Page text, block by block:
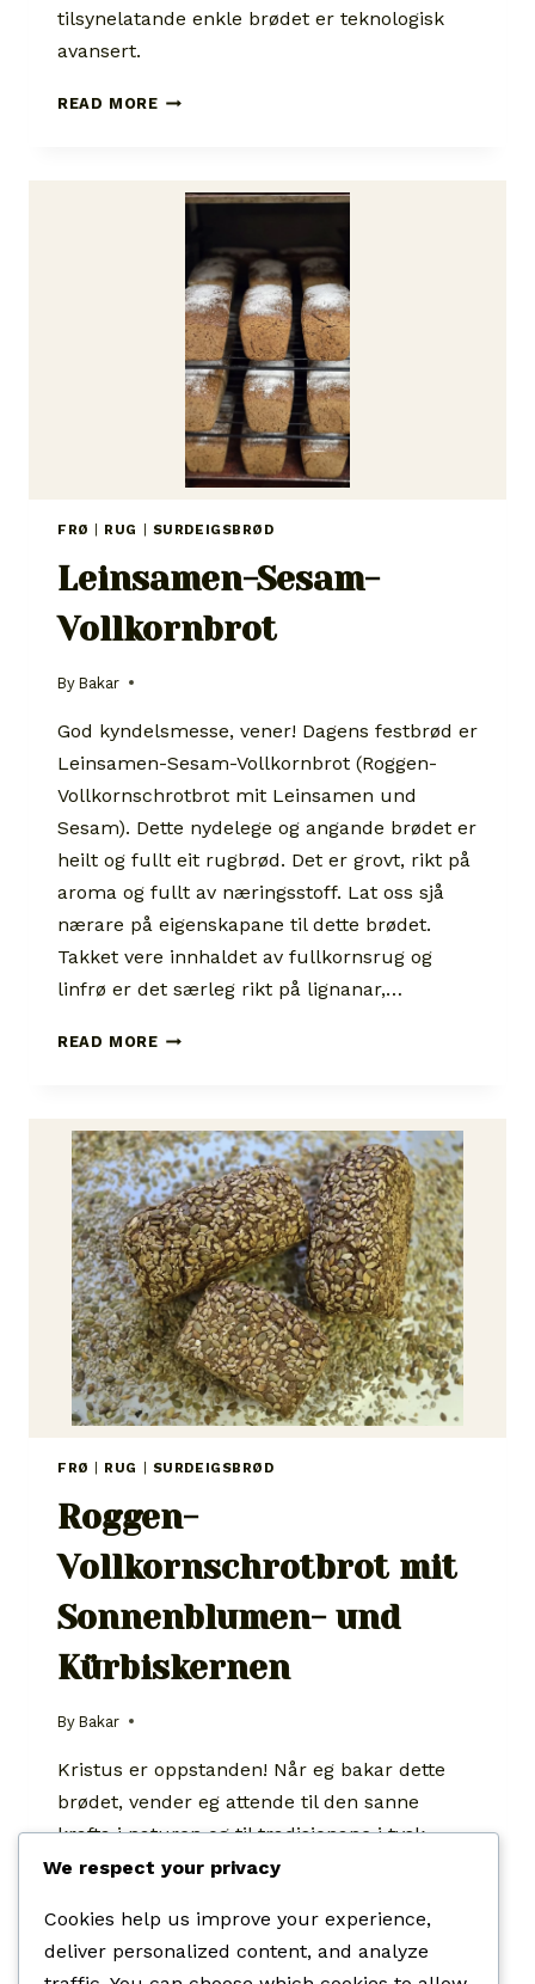
tilsynelatande enkle brødet er teknologisk
avansert.
READ MOREBADISCHES
KREVJANDE
GODT
FRØ RUG SURDEIGSBRØD
Leinsamen-Sesam-
Vollkornbrot
By Bakar
God kyndelsmesse, vener! Dagens festbrød er
Leinsamen-Sesam-Vollkornbrot (Roggen-
Vollkornschrotbrot mit Leinsamen und
Sesam). Dette nydelege og angande brødet er
heilt og fullt eit rugbrød. Det er grovt, rikt på
aroma og fullt av næringsstoff. Lat oss sjå
nærare på eigenskapane til dette brødet.
Takket vere innhaldet av fullkornsrug og
linfrø er det særleg rikt på lignanar,…
READ MORELEINSAMEN-
FRØ RUG SURDEIGSBRØD
Roggen-
Vollkornschrotbrot mit
Sonnenblumen- und
Kürbiskernen
By Bakar
Kristus er oppstanden! Når eg bakar dette
brødet, vender eg attende til den sanne
krafta i naturen og til tradisjonane i tysk
handverksbaking. Dette er eit brød frå tredje
ei bok som i si heilskap er vigd dei tunge og
næringsrike brøda av fullkornsmjøl og heile
We respect your privacy
Cookies help us improve your experience,
deliver personalized content, and analyze